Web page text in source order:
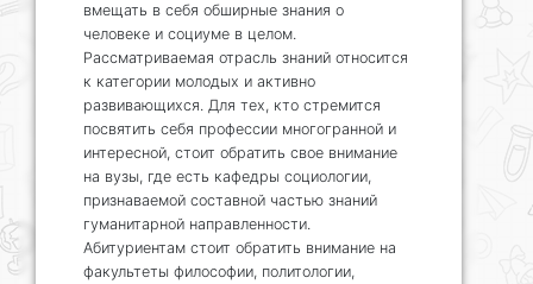
вмещать в себя обширные знания о
человеке и социуме в целом.
Рассматриваемая отрасль знаний относится
к категории молодых и активно
развивающихся. Для тех, кто стремится
посвятить себя профессии многогранной и
интересной, стоит обратить свое внимание
на вузы, где есть кафедры социологии,
признаваемой составной частью знаний
гуманитарной направленности.
Абитуриентам стоит обратить внимание на
факультеты философии, политологии,